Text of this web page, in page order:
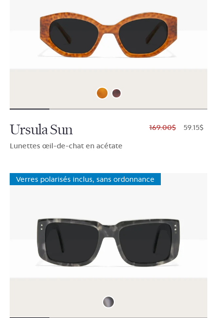
Ursula Sun
Lunettes œil-de-chat en acétate
$169.00 $59.15
Verres polarisés inclus, sans ordonnance